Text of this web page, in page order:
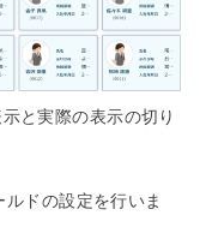
と実際の表示の切り
ドの設定を行いま